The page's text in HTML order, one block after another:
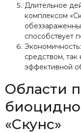
Длительное
комплексом
способствует
средством,
эффективной
Области
«Скунс»